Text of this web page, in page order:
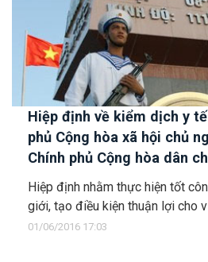
Hiệp định về kiểm dịch y
phủ Cộng hòa xã hội chủ
Chính phủ Cộng hòa dân
Hiệp định nhằm thực hiện tốt
giới, tạo điều kiện thuận lợi cho
01/06/2016 17:03